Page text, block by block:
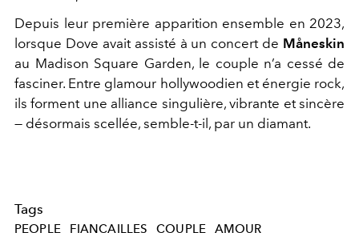
Depuis leur première apparition ensemble en 2023,
lorsque Dove avait assisté à un concert de Måneskin
au Madison Square Garden, le couple n’a cessé de
fasciner. Entre glamour hollywoodien et énergie rock,
ils forment une alliance singulière, vibrante et sincère
— désormais scellée, semble-t-il, par un diamant.
Tags
PEOPLE FIANCAILLES COUPLE
AMOUR